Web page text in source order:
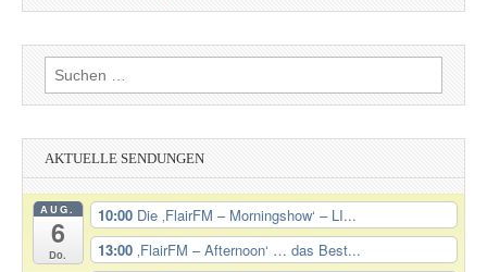
Suchen
nach:
AKTUELLE SENDUNGEN
AUG.
6
Do.
10:00 Die ‚FlairFM – Morningshow‘ – LI...
13:00 ‚FlairFM – Afternoon‘ … das Best...